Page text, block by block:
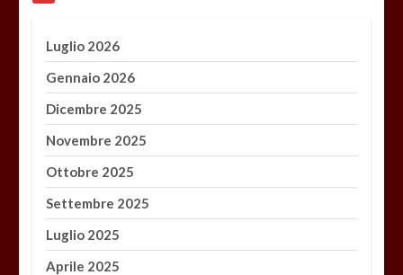
Luglio 2026
Gennaio 2026
Dicembre 2025
Novembre 2025
Ottobre 2025
Settembre 2025
Luglio 2025
Aprile 2025